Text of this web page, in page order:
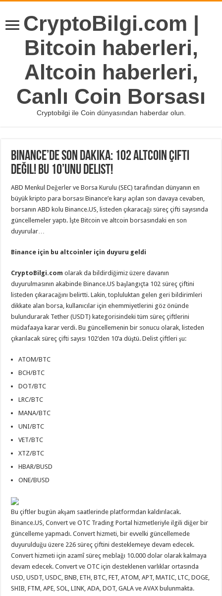
CryptoBilgi.com |
Bitcoin haberleri,
Altcoin haberleri,
Canlı Coin Borsası
Cryptobilgi ile Coin dünyasından haberdar olun.
Binance’de Son Dakika: 102 Altcoin Çifti
Değil! Bu 10’unu Delist!
ABD Menkul Değerler ve Borsa Kurulu (SEC) tarafından dünyanın en
büyük kripto para borsası Binance’e karşı açılan son davaya cevaben,
borsanın ABD kolu Binance.US, listeden çıkaracağı süreç çifti sayısında
güncellemeler yaptı. İşte Bitcoin ve altcoin borsasındaki en son
duyurular…
Binance için bu altcoinler için duyuru geldi
CryptoBilgi.comolarak da bildirdiğimiz üzere davanın
duyurulmasının akabinde Binance.US başlangıçta 102 süreç çiftini
listeden çıkaracağını belirtti. Lakin, topluluktan gelen geri bildirimleri
dikkate alan borsa, kullanıcılar için ehemmiyetlerini göz önünde
bulundurarak Tether (USDT) kategorisindeki tüm süreç çiftlerini
müdafaaya karar verdi. Bu güncellemenin bir sonucu olarak, listeden
çıkarılacak süreç çifti sayısı 102’den 10’a düştü. Delist çiftleri şu:
ATOM/BTC
BCH/BTC
DOT/BTC
LRC/BTC
MANA/BTC
UNI/BTC
VET/BTC
XTZ/BTC
HBAR/BUSD
ONE/BUSD
Bu çiftler bugün akşam saatlerinde platformdan kaldırılacak.
Binance.US, Convert ve OTC Trading Portal hizmetleriyle ilgili diğer bir
güncelleme yapmadı. Convert hizmeti, bir evvelki güncellemede
duyurulduğu üzere 226 süreç çiftini desteklemeye devam edecek.
Convert hizmeti için azamî süreç meblağı 10.000 dolar olarak kalmaya
devam edecek. Convert ve OTC için desteklenen varlıklar ortasında
USD, USDT, USDC, BNB, ETH, BTC, FET, ATOM, APT, MATIC, LTC, DOGE,
SHIB, FTM, APE, SOL, LINK, ADA, DOT, GALA ve AVAX bulunmakta.